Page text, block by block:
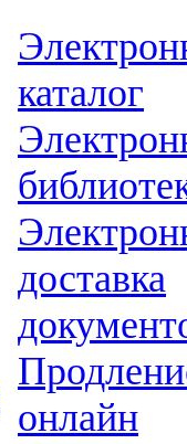
каталог
доставка
онлайн